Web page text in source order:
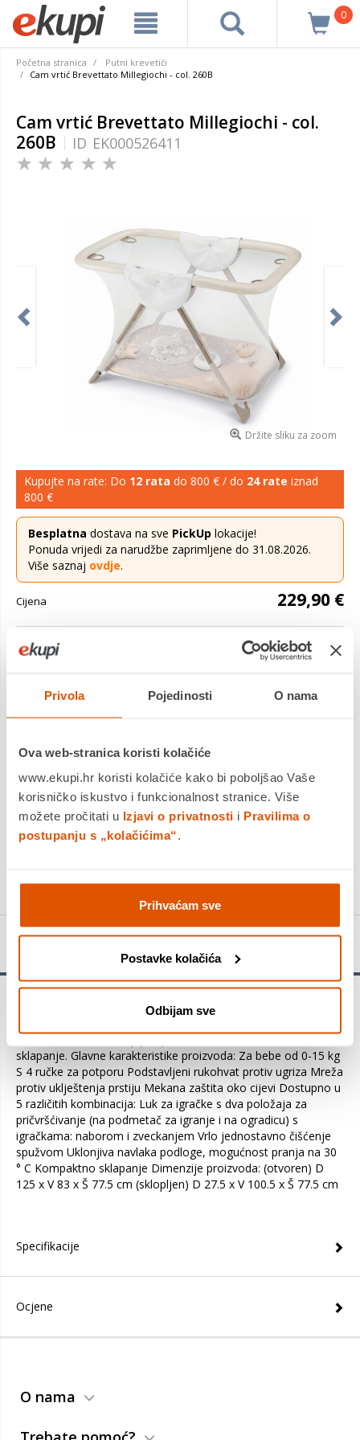
Privola Pojedinosti O nama
Ova web-stranica koristi kolačiće
www.ekupi.hr koristi kolačiće kako bi poboljšao Vaše
korisničko iskustvo i funkcionalnost stranice. Više
možete pročitati u Izjavi o privatnosti i Pravilima o
postupanju s „kolačićima“.
Prihvaćam sve
Postavke kolačića
Odbijam sve
0
Početna stranica
Putni krevetići
Cam vrtić Brevettato Millegiochi - col. 260B
Cam vrtić Brevettato Millegiochi - col.
260B
ID EK000526411
Držite sliku za zoom
Kupujte na rate: Do 12 rata do 800 € / do 24 rate iznad
800 €
Besplatna dostava na sve PickUp lokacije!
Ponuda vrijedi za narudžbe zaprimljene do 31.08.2026.
Više saznaj ovdje.
Cijena 229,90 €
Cam vrtić Brevettato Millegiochi je opremljen s 4 drške koje
pomažu djeci da se oslone na noge, te omogući duže stajanje.
sklapanje. Glavne karak...Saznaj više
PROIZVOD JE NEDOSTUPAN
KUPITE ODMAH
Detalji proizvoda
Cam vrtić Brevettato Millegiochi je opremljen s 4 drške koje
Lako se odlaže zahvaljujući jednostavnom sistemu za
sklapanje. Glavne karakteristike proizvoda: Za bebe od 0-15 kg
S 4 ručke za potporu Podstavljeni rukohvat protiv ugriza Mreža
protiv uklještenja prstiju Mekana zaštita oko cijevi Dostupno u
5 različitih kombinacija: Luk za igračke s dva položaja za
pričvršćivanje (na podmetač za igranje i na ogradicu) s
igračkama: naborom i zveckanjem Vrlo jednostavno čišćenje
spužvom Uklonjiva navlaka podloge, mogućnost pranja na 30
° C Kompaktno sklapanje Dimenzije proizvoda: (otvoren) D
125 x V 83 x Š 77.5 cm (sklopljen) D 27.5 x V 100.5 x Š 77.5 cm
Specifikacije
Ocjene
O nama